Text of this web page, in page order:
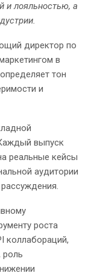
и лояльностью, а
директор по
в
тон
и
выпуск
реальные кейсы
аудитории
роста
коллабораций,
роль